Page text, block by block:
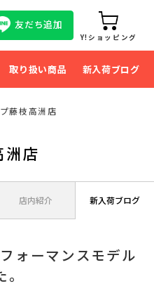
友だち追加
Y!ショッピング
取り扱い商品 新入荷ブログ
藤枝高洲店
洲店
店内紹介 新入荷ブログ
ォーマンスモデル